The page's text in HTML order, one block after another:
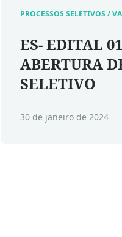
PROCESSOS SELETIVOS /
ES- EDITAL
ABERTURA
SELETIVO
30 de janeiro de 2024